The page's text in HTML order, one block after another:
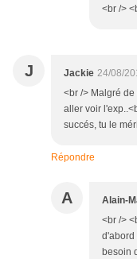
<br />
J Jackie 24/08/
<br /> Malgré
aller voir
succés, tu le
Répondre
A Alain-
<br />
d'abord
besoin